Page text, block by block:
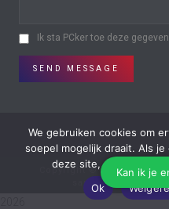
Ik sta PCker toe deze
SEND MESSAGE
Copyright © All Rights
samenwerking met
We gebruiken cookies om
soepel mogelijk draait. Als
deze site, gaan we er
Ok